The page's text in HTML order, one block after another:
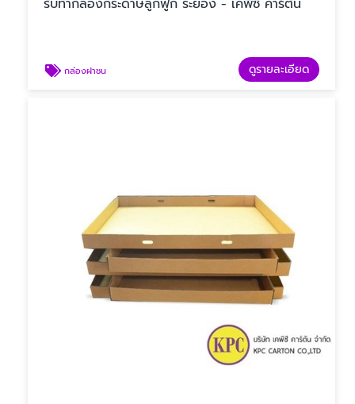
รับทํากล่องกระดาษลูกฟูก ระยอง - เคพีซี คาร์ตัน
กล่องฝาชน ดูรายละเอียด